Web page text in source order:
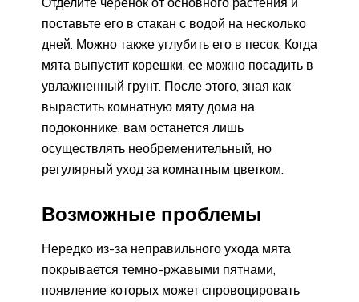
поставьте его в стакан с водой на несколько
дней. Можно также углубить его в песок. Когда
мята выпустит корешки, ее можно посадить в
увлажненный грунт. После этого, зная как
вырастить комнатную мяту дома на
подоконнике, вам останется лишь
осуществлять необременительный, но
регулярный уход за комнатным цветком.
Возможные проблемы
Нередко из-за неправильного ухода мята
покрывается темно-ржавыми пятнами,
появление которых может спровоцировать